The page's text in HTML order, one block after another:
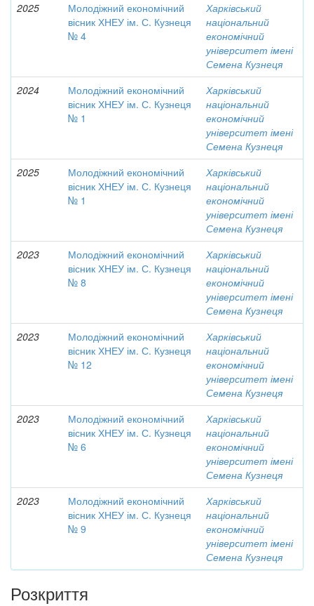
2025
Молодіжний економічний
вісник ХНЕУ ім. С. Кузнеця
№ 4
Харківський
національний
економічний
університет імені
Семена Кузнеця
2024
Молодіжний економічний
вісник ХНЕУ ім. С. Кузнеця
№ 1
Харківський
національний
економічний
університет імені
Семена Кузнеця
2025
Молодіжний економічний
вісник ХНЕУ ім. С. Кузнеця
№ 1
Харківський
національний
економічний
університет імені
Семена Кузнеця
2023
Молодіжний економічний
вісник ХНЕУ ім. С. Кузнеця
№ 8
Харківський
національний
економічний
університет імені
Семена Кузнеця
2023
Молодіжний економічний
вісник ХНЕУ ім. С. Кузнеця
№ 12
Харківський
національний
економічний
університет імені
Семена Кузнеця
2023
Молодіжний економічний
вісник ХНЕУ ім. С. Кузнеця
№ 6
Харківський
національний
економічний
університет імені
Семена Кузнеця
2023
Молодіжний економічний
вісник ХНЕУ ім. С. Кузнеця
№ 9
Харківський
національний
економічний
університет імені
Семена Кузнеця
Розкриття